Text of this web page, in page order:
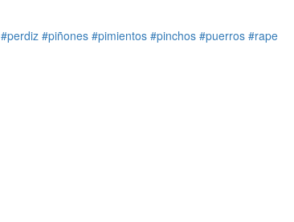
#perdiz #piñones #pimientos #pinchos #puerros #rape